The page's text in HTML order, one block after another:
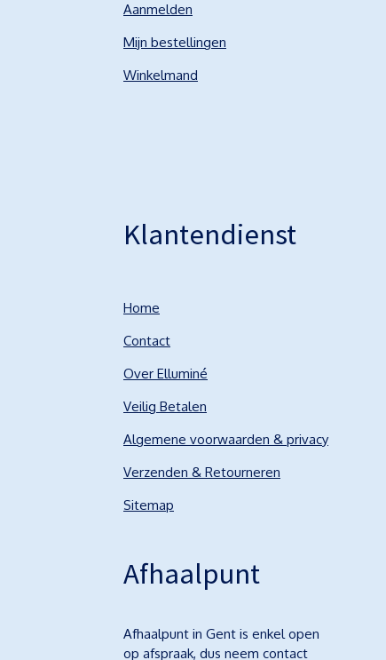
Aanmelden
Mijn bestellingen
Winkelmand
Klantendienst
Home
Contact
Over Elluminé
Veilig Betalen
Algemene voorwaarden & privacy
Verzenden & Retourneren
Sitemap
Afhaalpunt
Afhaalpunt in Gent is enkel open
op afspraak, dus neem contact